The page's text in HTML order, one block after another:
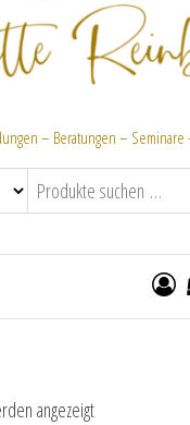
– Beratungen –
angezeigt